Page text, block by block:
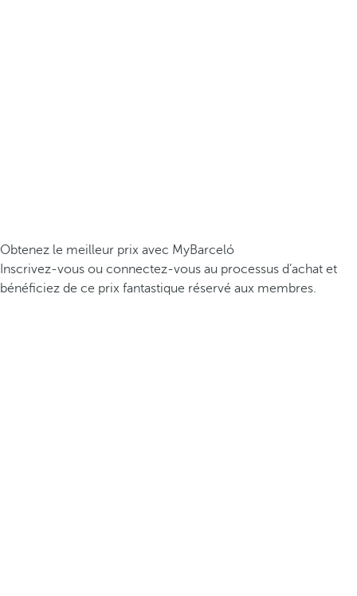
Obtenez le meilleur prix avec MyBarceló
Inscrivez-vous ou connectez-vous au processus d’achat et
bénéficiez de ce prix fantastique réservé aux membres.